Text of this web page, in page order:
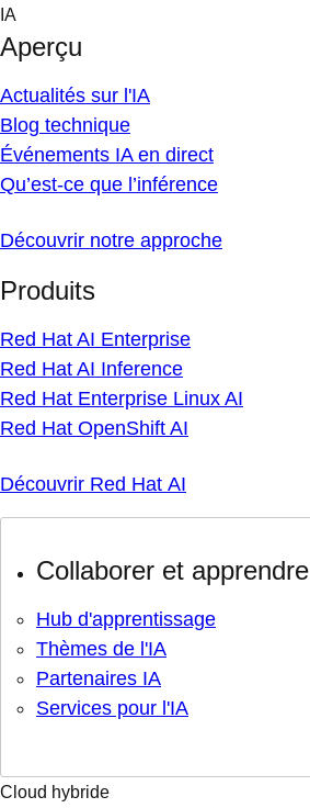
Skip
content
IA
Aperçu
Actualités sur l'IA
Blog technique
Événements IA en direct
Qu’est-ce que l’inférence
Découvrir notre approche
Produits
Red Hat AI Enterprise
Red Hat AI Inference
Red Hat Enterprise Linux AI
Red Hat OpenShift AI
Découvrir Red Hat AI
Collaborer et apprendre
Hub d'apprentissage
Thèmes de l'IA
Partenaires IA
Services pour l'IA
Cloud hybride